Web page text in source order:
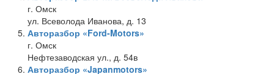
г. Омск
ул. Всеволода Иванова, д. 13
Авторазбор «Ford-Motors»
г. Омск
Нефтезаводская ул., д. 54в
Авторазбор «Japanmotors»